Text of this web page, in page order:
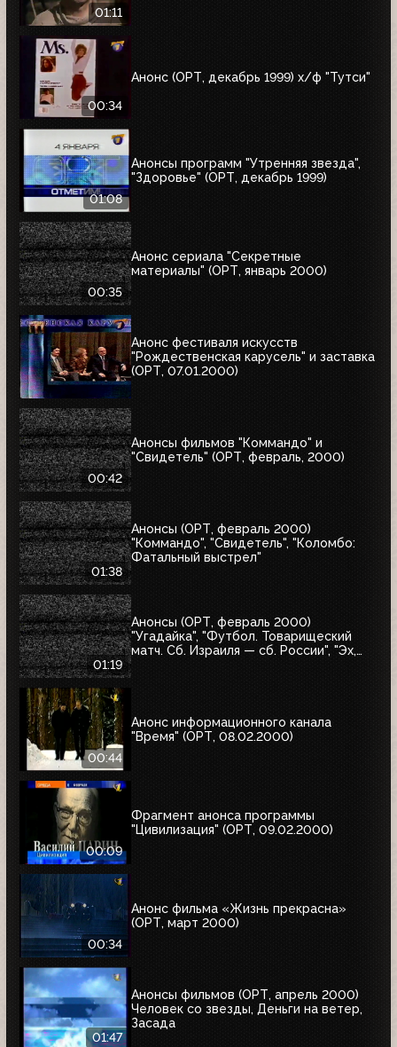
01:11
00:34
Анонс (ОРТ, декабрь 1999) х/ф "Тутси"
01:08
Анонсы программ "Утренняя звезда",
"Здоровье" (ОРТ, декабрь 1999)
00:35
Анонс сериала "Секретные
материалы" (ОРТ, январь 2000)
Анонс фестиваля искусств
"Рождественская карусель" и заставка
(ОРТ, 07.01.2000)
00:42
Анонсы фильмов "Коммандо" и
"Свидетель" (ОРТ, февраль, 2000)
01:38
Анонсы (ОРТ, февраль 2000)
"Коммандо", "Свидетель", "Коломбо:
Фатальный выстрел"
01:19
Анонсы (ОРТ, февраль 2000)
"Угадайка", "Футбол. Товарищеский
матч. Сб. Израиля — сб. России", "Эх,
00:44
Анонс информационного канала
"Время" (ОРТ, 08.02.2000)
00:09
Фрагмент анонса программы
"Цивилизация" (ОРТ, 09.02.2000)
00:34
Анонс фильма «Жизнь прекрасна»
(ОРТ, март 2000)
01:47
Анонсы фильмов (ОРТ, апрель 2000)
Человек со звезды, Деньги на ветер,
Засада